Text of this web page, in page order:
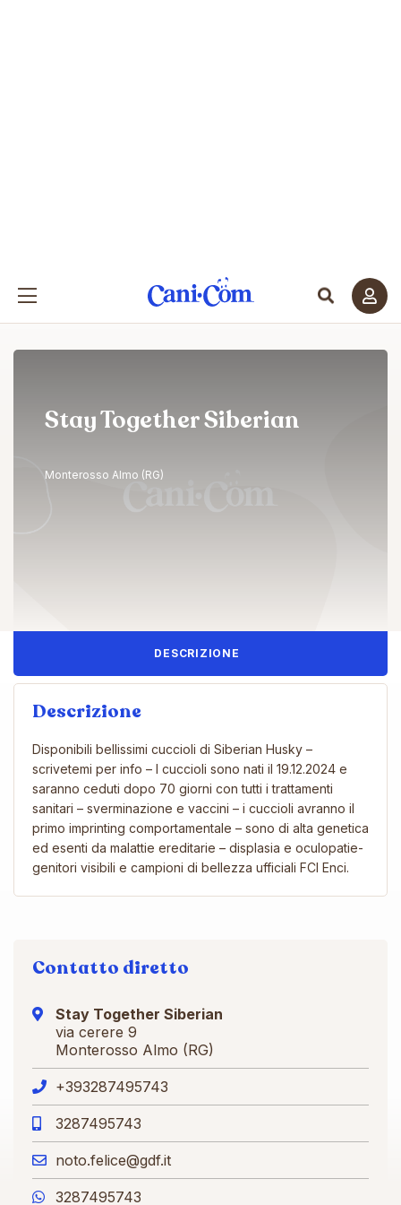
Stay Together Siberian
Monterosso Almo (RG)
DESCRIZIONE
Descrizione
Disponibili bellissimi cuccioli di Siberian Husky –
scrivetemi per info – I cuccioli sono nati il 19.12.2024 e
saranno ceduti dopo 70 giorni con tutti i trattamenti
sanitari – sverminazione e vaccini – i cuccioli avranno il
primo imprinting comportamentale – sono di alta genetica
ed esenti da malattie ereditarie – displasia e oculopatie-
genitori visibili e campioni di bellezza ufficiali FCI Enci.
Contatto diretto
Stay Together Siberian
via cerere 9
Monterosso Almo (RG)
+393287495743
3287495743
noto.felice@gdf.it
3287495743